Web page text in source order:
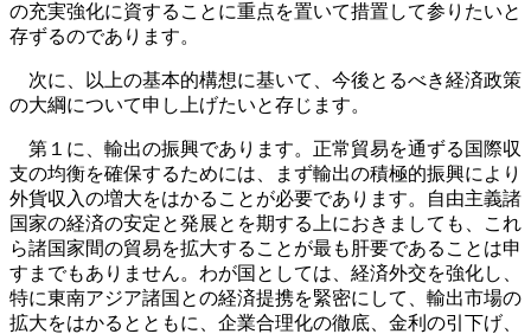
の充実強化に資することに重点を置いて措置して参りたいと
存ずるのであります。
次に、以上の基本的構想に基いて、今後とるべき経済政策
の大綱について申し上げたいと存じます。
第１に、輸出の振興であります。正常貿易を通ずる国際収
支の均衡を確保するためには、まず輸出の積極的振興により
外貨収入の増大をはかることが必要であります。自由主義諸
国家の経済の安定と発展とを期する上におきましても、これ
ら諸国家間の貿易を拡大することが最も肝要であることは申
すまでもありません。わが国としては、経済外交を強化し、
特に東南アジア諸国との経済提携を緊密にして、輸出市場の
拡大をはかるとともに、企業合理化の徹底、金利の引下げ、